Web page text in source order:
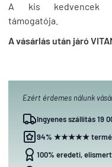
A kis kedvencek
támogatója.
A vásárlás után járó
Ezért érdemes nálunk
Ingyenes szállítás 19
94% ★★★★★
100% eredeti,